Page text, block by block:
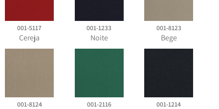
001-5117
Cereja
001-1233
Noite
001-8123
Bege
001-8124 001-2116 001-1214